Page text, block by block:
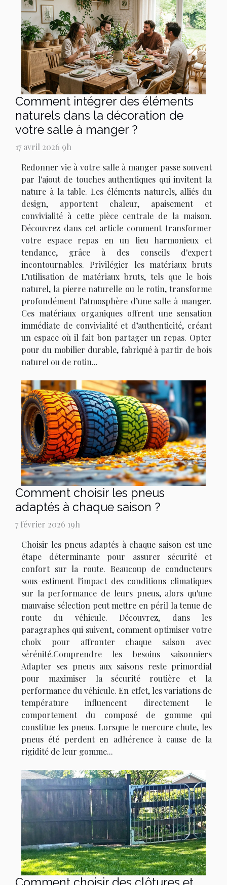
Comment intégrer des éléments
naturels dans la décoration de
votre salle à manger ?
17 avril 2026 9h
Redonner vie à votre salle à manger passe souvent
par l'ajout de touches authentiques qui invitent la
nature à la table. Les éléments naturels, alliés du
design, apportent chaleur, apaisement et
convivialité à cette pièce centrale de la maison.
Découvrez dans cet article comment transformer
votre espace repas en un lieu harmonieux et
tendance, grâce à des conseils d'expert
incontournables. Privilégier les matériaux bruts
L’utilisation de matériaux bruts, tels que le bois
naturel, la pierre naturelle ou le rotin, transforme
profondément l’atmosphère d’une salle à manger.
Ces matériaux organiques offrent une sensation
immédiate de convivialité et d’authenticité, créant
un espace où il fait bon partager un repas. Opter
pour du mobilier durable, fabriqué à partir de bois
naturel ou de rotin...
Comment choisir les pneus
adaptés à chaque saison ?
7 février 2026 19h
Choisir les pneus adaptés à chaque saison est une
étape déterminante pour assurer sécurité et
confort sur la route. Beaucoup de conducteurs
sous-estiment l'impact des conditions climatiques
sur la performance de leurs pneus, alors qu'une
mauvaise sélection peut mettre en péril la tenue de
route du véhicule. Découvrez, dans les
paragraphes qui suivent, comment optimiser votre
choix pour affronter chaque saison avec
sérénité.Comprendre les besoins saisonniers
Adapter ses pneus aux saisons reste primordial
pour maximiser la sécurité routière et la
performance du véhicule. En effet, les variations de
température influencent directement le
comportement du composé de gomme qui
constitue les pneus. Lorsque le mercure chute, les
pneus été perdent en adhérence à cause de la
rigidité de leur gomme...